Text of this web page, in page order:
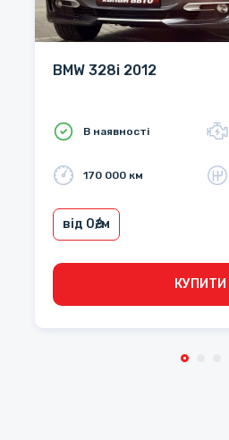
BMW 328i 2012
В наявності
170 000 км
від 0₴/м
КУПИТИ